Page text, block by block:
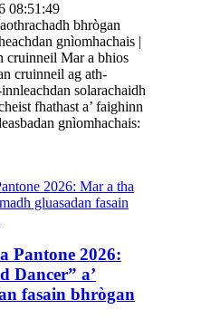
08:51:49
bhrògan
gnìomhachais |
cruinneil Mar a bhios
cruinneil ag ath-
solarachaidh
fhathast a’ faighinn
gnìomhachais:
Pantone 2026:
Dancer” a’
fasain bhrògan